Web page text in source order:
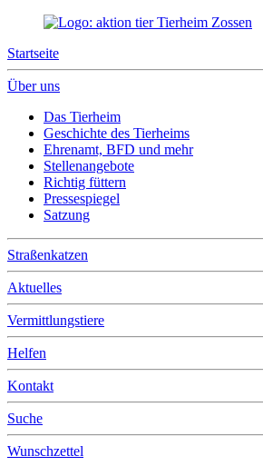
Startseite
Über uns
Das Tierheim
Geschichte des Tierheims
Ehrenamt, BFD und mehr
Stellenangebote
Richtig füttern
Pressespiegel
Satzung
Straßenkatzen
Aktuelles
Vermittlungstiere
Helfen
Kontakt
Suche
Wunschzettel